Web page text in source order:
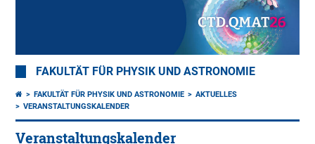
FAKULTÄT FÜR PHYSIK UND ASTRONOMIE
FAKULTÄT FÜR PHYSIK UND ASTRONOMIE
AKTUELLES
VERANSTALTUNGSKALENDER
Veranstaltungskalender